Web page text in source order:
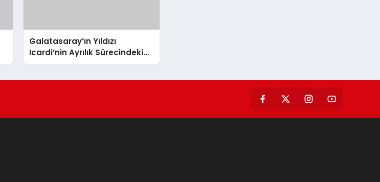
Galatasaray’ın Yıldızı
Icardi’nin Ayrılık Sürecindeki
Sevgilisi, Rapçi L-Gante’den